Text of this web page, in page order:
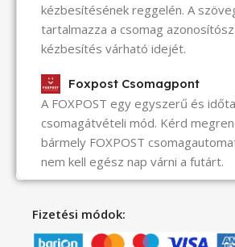
kézbesítésének reggelén. A
tartalmazza a csomag
kézbesítés várható idejét.
Foxpost Csomagpont
A FOXPOST egy egyszerű és
csomagátvételi mód. Kérd
bármely FOXPOST
nem kell egész nap várni a futárt.
Fizetési módok: